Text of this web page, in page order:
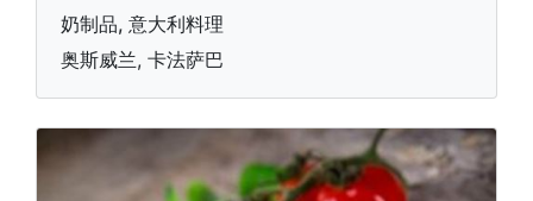
奶制品, 意大利料理
奥斯威兰, 卡法萨巴